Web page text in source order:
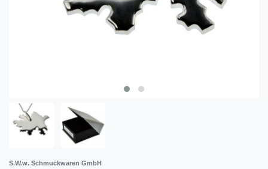
S.W.w. Schmuckwaren GmbH